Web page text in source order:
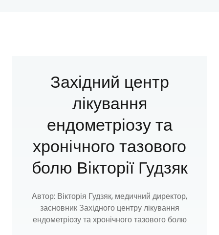
Західний центр
лікування
ендометріозу та
хронічного тазового
болю Вікторії Гудзяк
Автор: Вікторія Гудзяк, медичний директор,
засновник Західного центру лікування
ендометріозу та хронічного тазового болю